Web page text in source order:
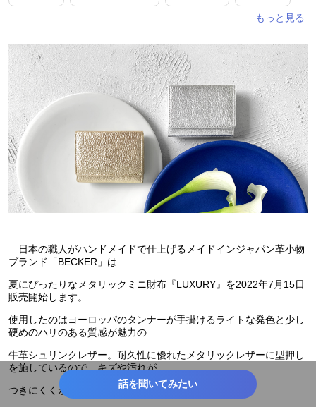
#スポーツ
#ビジネス/経済/マネー #ライフスタイル #旅行/お出かけ情報
#スポーツ観戦 #便利グッズ #レジャー・アウトドア
#イベント #衛生用品・日用品 #国内観光 #アクセサリー
#オフィス用品 #サマースポーツ #ファッション #海外観光
#映画・ドラマ #着物・浴衣・水着 #グルメ
#小売・卸販売 #コミュニケーション #育児・子育て
#SNSで話題 #流行 #衣食住 #キャッシュレス
#生活情報 #ギフト #開運 #新商品・サービス #話題
日本の職人がハンドメイドで仕上げるメイドインジャパン革小物
ブランド「BECKER」は
夏にぴったりなメタリックミニ財布『LUXURY』を2022年7月15日
販売開始します。
使用したのはヨーロッパのタンナーが手掛けるライトな発色と少し
硬めのハリのある質感が魅力の
牛革シュリンクレザー。耐久性に優れたメタリックレザーに型押し
を施しているので、キズや汚れが
つきにくく永くお使い頂ける逸品です。
話を聞いてみたい